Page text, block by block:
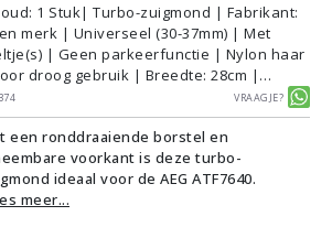
: 1 Stuk| Turbo-zuigmond | Fabrikant:
merk | Universeel (30-37mm) | Met
| Geen parkeerfunctie | Nylon haar
droog gebruik | Breedte: 28cm |
verlichting | Zonder kliksysteem |
| Alternatief | Geschikt voor vloertype:
Tegels, Parket/Laminaat,
Vinyl, Tapijt/Vloerbedekking
Vraagje?
een ronddraaiende borstel en
voorkant is deze turbo-
ideaal voor de AEG ATF7640.
meer...